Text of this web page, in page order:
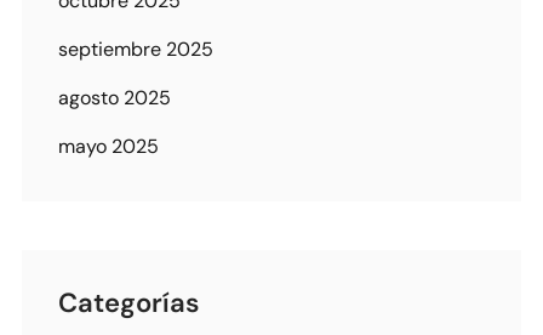
septiembre 2025
agosto 2025
mayo 2025
Categorías